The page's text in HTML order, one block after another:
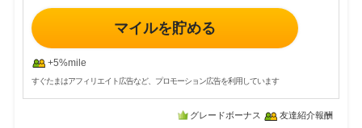
マイルを貯める
+5%mile
すぐたまはアフィリエイト広告など、プロモーション広告を利用しています
グレードボーナス 友達紹介報酬